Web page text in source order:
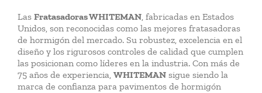
Las Fratasadoras WHITEMAN, fabricadas en Estados
Unidos, son reconocidas como las mejores fratasadoras
de hormigón del mercado. Su robustez, excelencia en el
diseño y los rigurosos controles de calidad que cumplen
las posicionan como líderes en la industria. Con más de
75 años de experiencia, WHITEMANsigue siendo la
marca de confianza para pavimentos de hormigón